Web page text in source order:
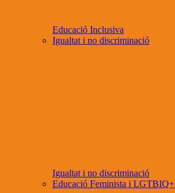
Educació Inclusiva
Igualtat i no discriminació
Igualtat i no discriminació
Educació Feminista i LGTBIQ+